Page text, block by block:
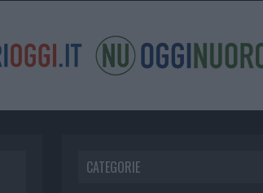
CATEGORIE